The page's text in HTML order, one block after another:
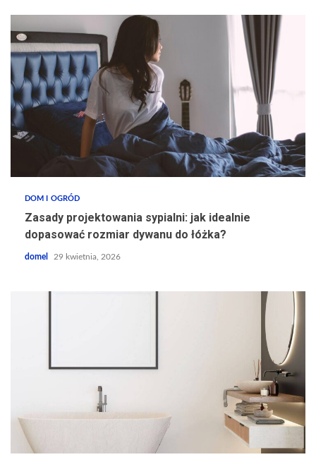
DOM I OGRÓD
Zasady projektowania sypialni: jak idealnie
dopasować rozmiar dywanu do łóżka?
domel 29 kwietnia, 2026